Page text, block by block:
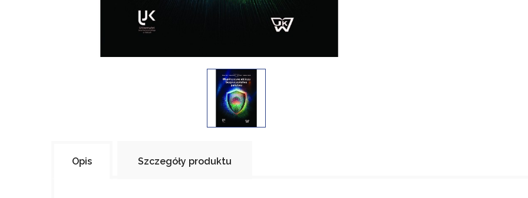
Opis Szczegóły produktu